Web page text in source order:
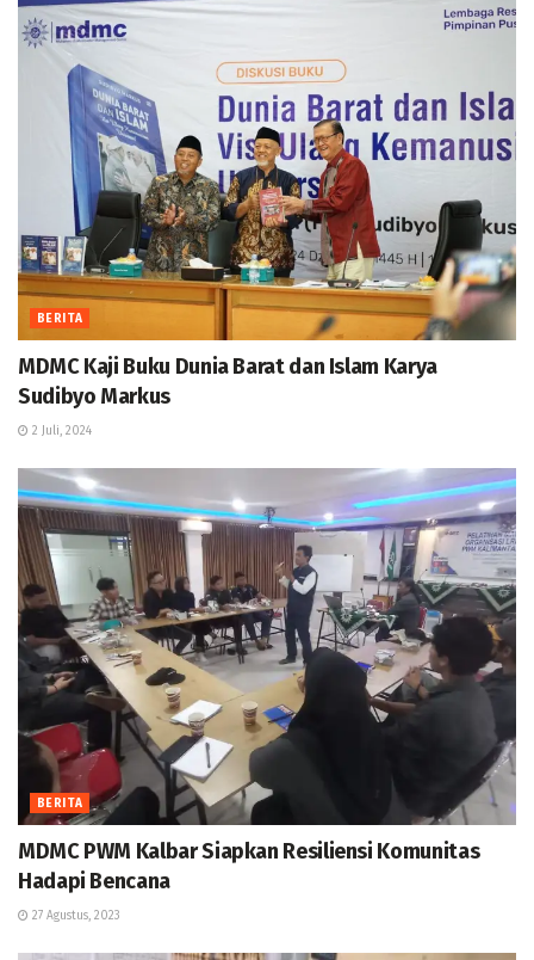
BERITA
MDMC Kaji Buku Dunia Barat dan Islam Karya
Sudibyo Markus
2 Juli, 2024
BERITA
MDMC PWM Kalbar Siapkan Resiliensi Komunitas
Hadapi Bencana
27 Agustus, 2023